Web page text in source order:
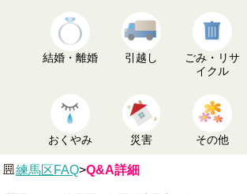
結婚・離婚 引越し
ごみ・リサ
イクル
おくやみ 災害 その他
練馬区FAQ>Q&A詳細